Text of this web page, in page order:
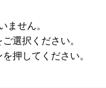
せん。
選択ください。
押してください。